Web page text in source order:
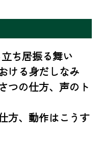
ち居振る舞い
ける身だしなみ
つの仕方、声のト
方、動作はこうす